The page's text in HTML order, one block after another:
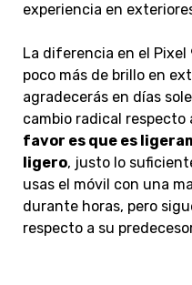
experiencia en
La diferencia en el
poco más de brillo en
agradecerás en días
cambio radical respecto
favor es que es
ligero, justo lo
usas el móvil con una
durante horas, pero
respecto a su